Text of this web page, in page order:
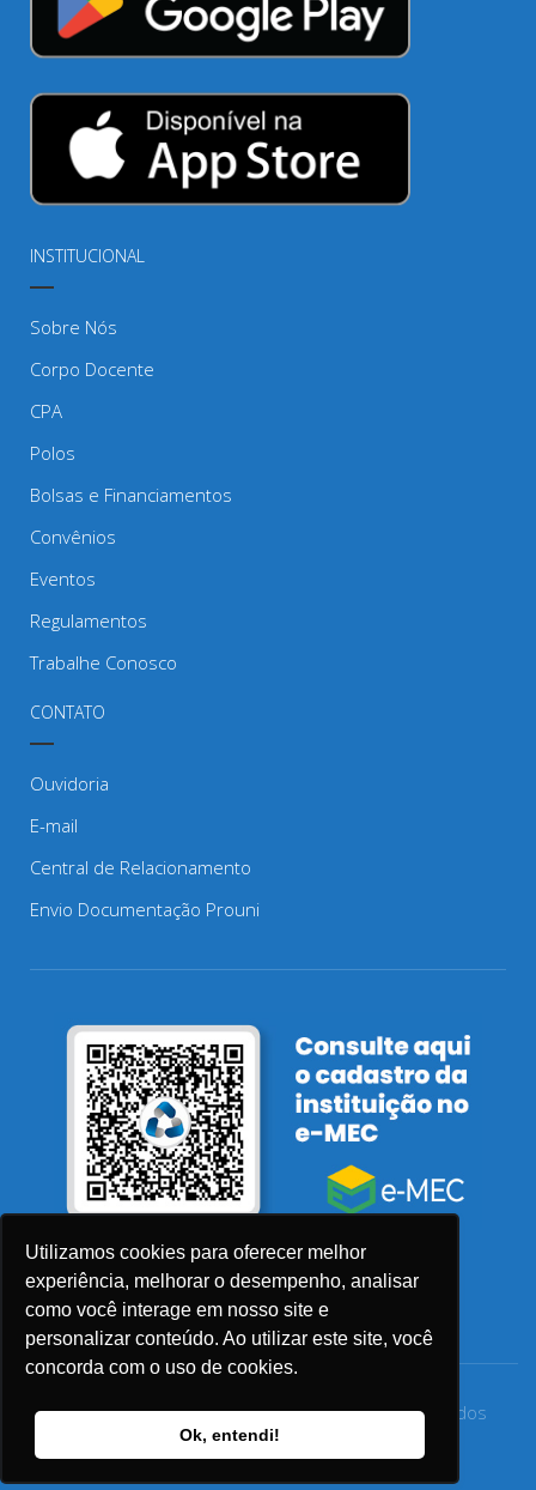
Utilizamos cookies para oferecer melhor
experiência, melhorar o desempenho, analisar
como você interage em nosso site e
personalizar conteúdo. Ao utilizar este site, você
concorda com o uso de cookies.
Ok, entendi!
INSTITUCIONAL
Sobre Nós
Corpo Docente
CPA
Polos
Bolsas e Financiamentos
Convênios
Eventos
Regulamentos
Trabalhe Conosco
CONTATO
Ouvidoria
E-mail
Central de Relacionamento
Envio Documentação Prouni
© 2026 Faculdade Sensu – Todos os direitos reservados
Privacidade